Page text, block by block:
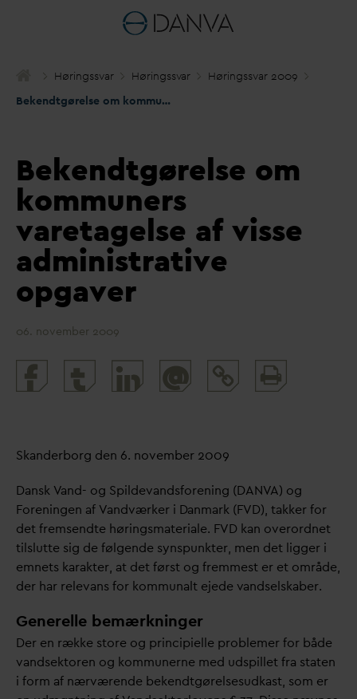
Høringssvar Høringssvar Høringssvar 2009
Bekendtgørelse om kommuners
Bekendtgørelse om
kommuners
varetagelse af visse
administrative
opgaver
06. november 2009
@
and
Skanderborg den 6. november 2009
Dansk Vand- og Spildevandsforening (DANVA) og
Foreningen af Vandværker i Danmark (FVD), takker for
det fremsendte høringsmateriale. FVD kan overordnet
tilslutte sig de følgende synspunkter, men det ligger i
emnets karakter, at det først og fremmest er et område,
der har relevans for kommunalt ejede vandselskaber.
Generelle bemærkninger
Der en række store og principielle problemer for både
vandsektoren og kommunerne med udspillet fra staten
i form af nærværende bekendtgørelsesudkast, som er